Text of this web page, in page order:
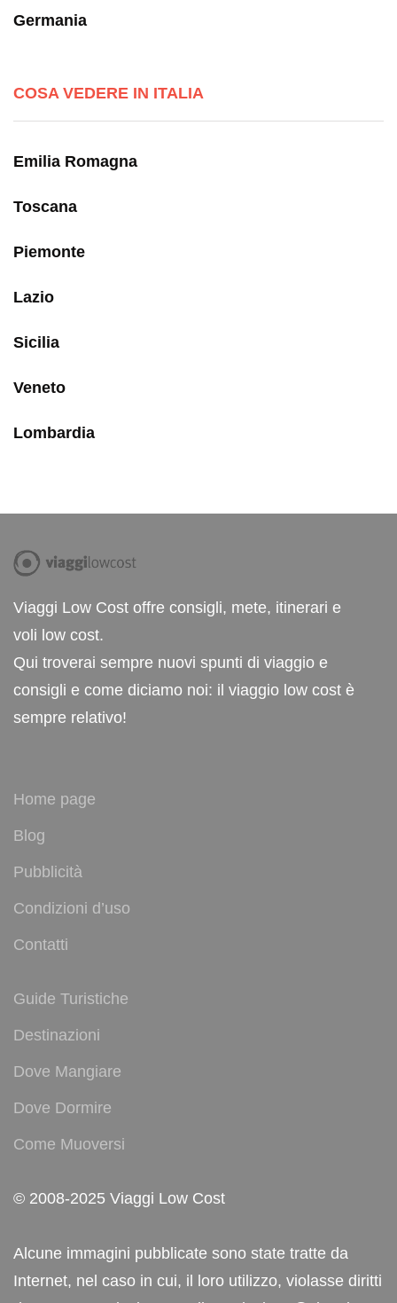
Germania
COSA VEDERE IN ITALIA
Emilia Romagna
Toscana
Piemonte
Lazio
Sicilia
Veneto
Lombardia
Viaggi Low Cost offre consigli, mete, itinerari e
voli low cost.
Qui troverai sempre nuovi spunti di viaggio e
consigli e come diciamo noi: il viaggio low cost è
sempre relativo!
Home page
Blog
Pubblicità
Condizioni d’uso
Contatti
Guide Turistiche
Destinazioni
Dove Mangiare
Dove Dormire
Come Muoversi
© 2008-2025 Viaggi Low Cost
Alcune immagini pubblicate sono state tratte da
Internet, nel caso in cui, il loro utilizzo, violasse diritti